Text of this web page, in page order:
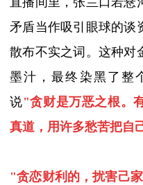
矛盾当作吸引眼球的谈
散布不实之词。这种对
墨汁，最终染黑了整
说"贪财是万恶之根。
真道，用许多愁苦把自
"贪恋财利的，扰害己家